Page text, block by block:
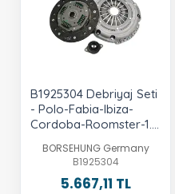
B1925304 Debriyaj Seti
- Polo-Fabia-Ibiza-
Cordoba-Roomster-1.4
Bbz-Bud-Cgga-Cggb
BORSEHUNG Germany
B1925304
5.667,11 TL